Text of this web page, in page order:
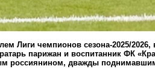
Лиги чемпионов сезона-2025/
парижан и воспитанник ФК
россиянином, дважды